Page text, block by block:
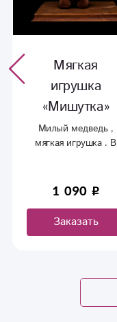
Мягкая
игрушка
«Мишутка»
Милый медведь ,
мягкая игрушка . В
1 090
Заказать